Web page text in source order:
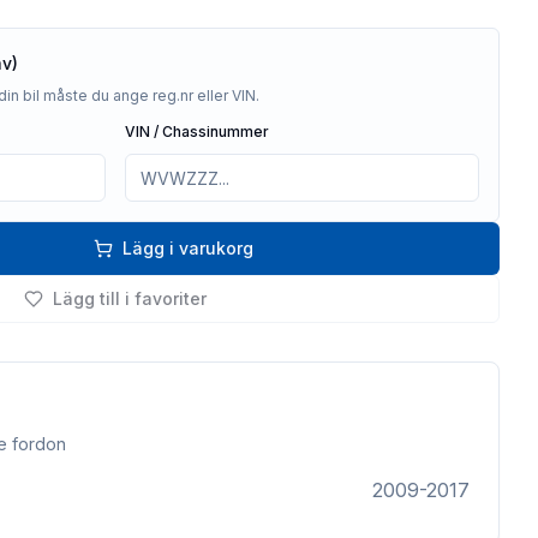
bil måste du ange reg.nr eller VIN.
VIN / Chassinummer
Lägg i varukorg
Lägg till i favoriter
fordon
2009-2017